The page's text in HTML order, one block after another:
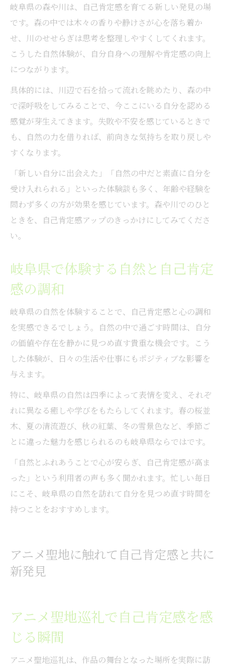
岐阜県の森や川は、自己肯定感を育てる新しい発見の場
です。森の中では木々の香りや静けさが心を落ち着か
せ、川のせせらぎは思考を整理しやすくしてくれます。
こうした自然体験が、自分自身への理解や肯定感の向上
につながります。
具体的には、川辺で石を拾って流れを眺めたり、森の中
で深呼吸をしてみることで、今ここにいる自分を認める
感覚が芽生えてきます。失敗や不安を感じているときで
も、自然の力を借りれば、前向きな気持ちを取り戻しや
すくなります。
「新しい自分に出会えた」「自然の中だと素直に自分を
受け入れられる」といった体験談も多く、年齢や経験を
問わず多くの方が効果を感じています。森や川でのひと
ときを、自己肯定感アップのきっかけにしてみてくださ
い。
岐阜県で体験する自然と自己肯定
感の調和
岐阜県の自然を体験することで、自己肯定感と心の調和
を実感できるでしょう。自然の中で過ごす時間は、自分
の価値や存在を静かに見つめ直す貴重な機会です。こう
した体験が、日々の生活や仕事にもポジティブな影響を
与えます。
特に、岐阜県の自然は四季によって表情を変え、それぞ
れに異なる癒しや学びをもたらしてくれます。春の桜並
木、夏の清流遊び、秋の紅葉、冬の雪景色など、季節ご
とに違った魅力を感じられるのも岐阜県ならではです。
「自然とふれあうことで心が安らぎ、自己肯定感が高ま
った」という利用者の声も多く聞かれます。忙しい毎日
にこそ、岐阜県の自然を訪れて自分を見つめ直す時間を
持つことをおすすめします。
アニメ聖地に触れて自己肯定感と共に
新発見
アニメ聖地巡礼で自己肯定感を感
じる瞬間
アニメ聖地巡礼は、作品の舞台となった場所を実際に訪